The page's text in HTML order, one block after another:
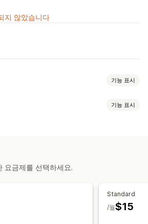
지 않았습니다
기능 표시
기능 표시
요금제를 선택하세요.
Standard
$15
/월